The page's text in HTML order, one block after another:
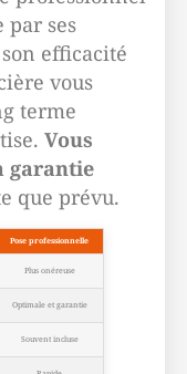
ses
efficacité
vous
terme
Vous
garantie
que prévu.
Pose professionnelle
Plus onéreuse
Optimale et garantie
Souvent incluse